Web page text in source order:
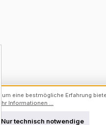
eine bestmögliche Erfahrung
Informationen ...
Nur technisch notwendige